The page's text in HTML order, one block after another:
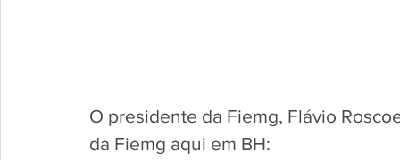
O presidente da Fiemg, Flávio
da Fiemg aqui em BH: